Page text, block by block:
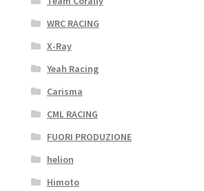
WRC RACING
X-Ray
Yeah Racing
Carisma
CML RACING
FUORI PRODUZIONE
helion
Himoto